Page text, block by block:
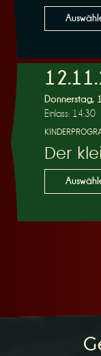
Donnerstag,
Einlass: 14:30
Der